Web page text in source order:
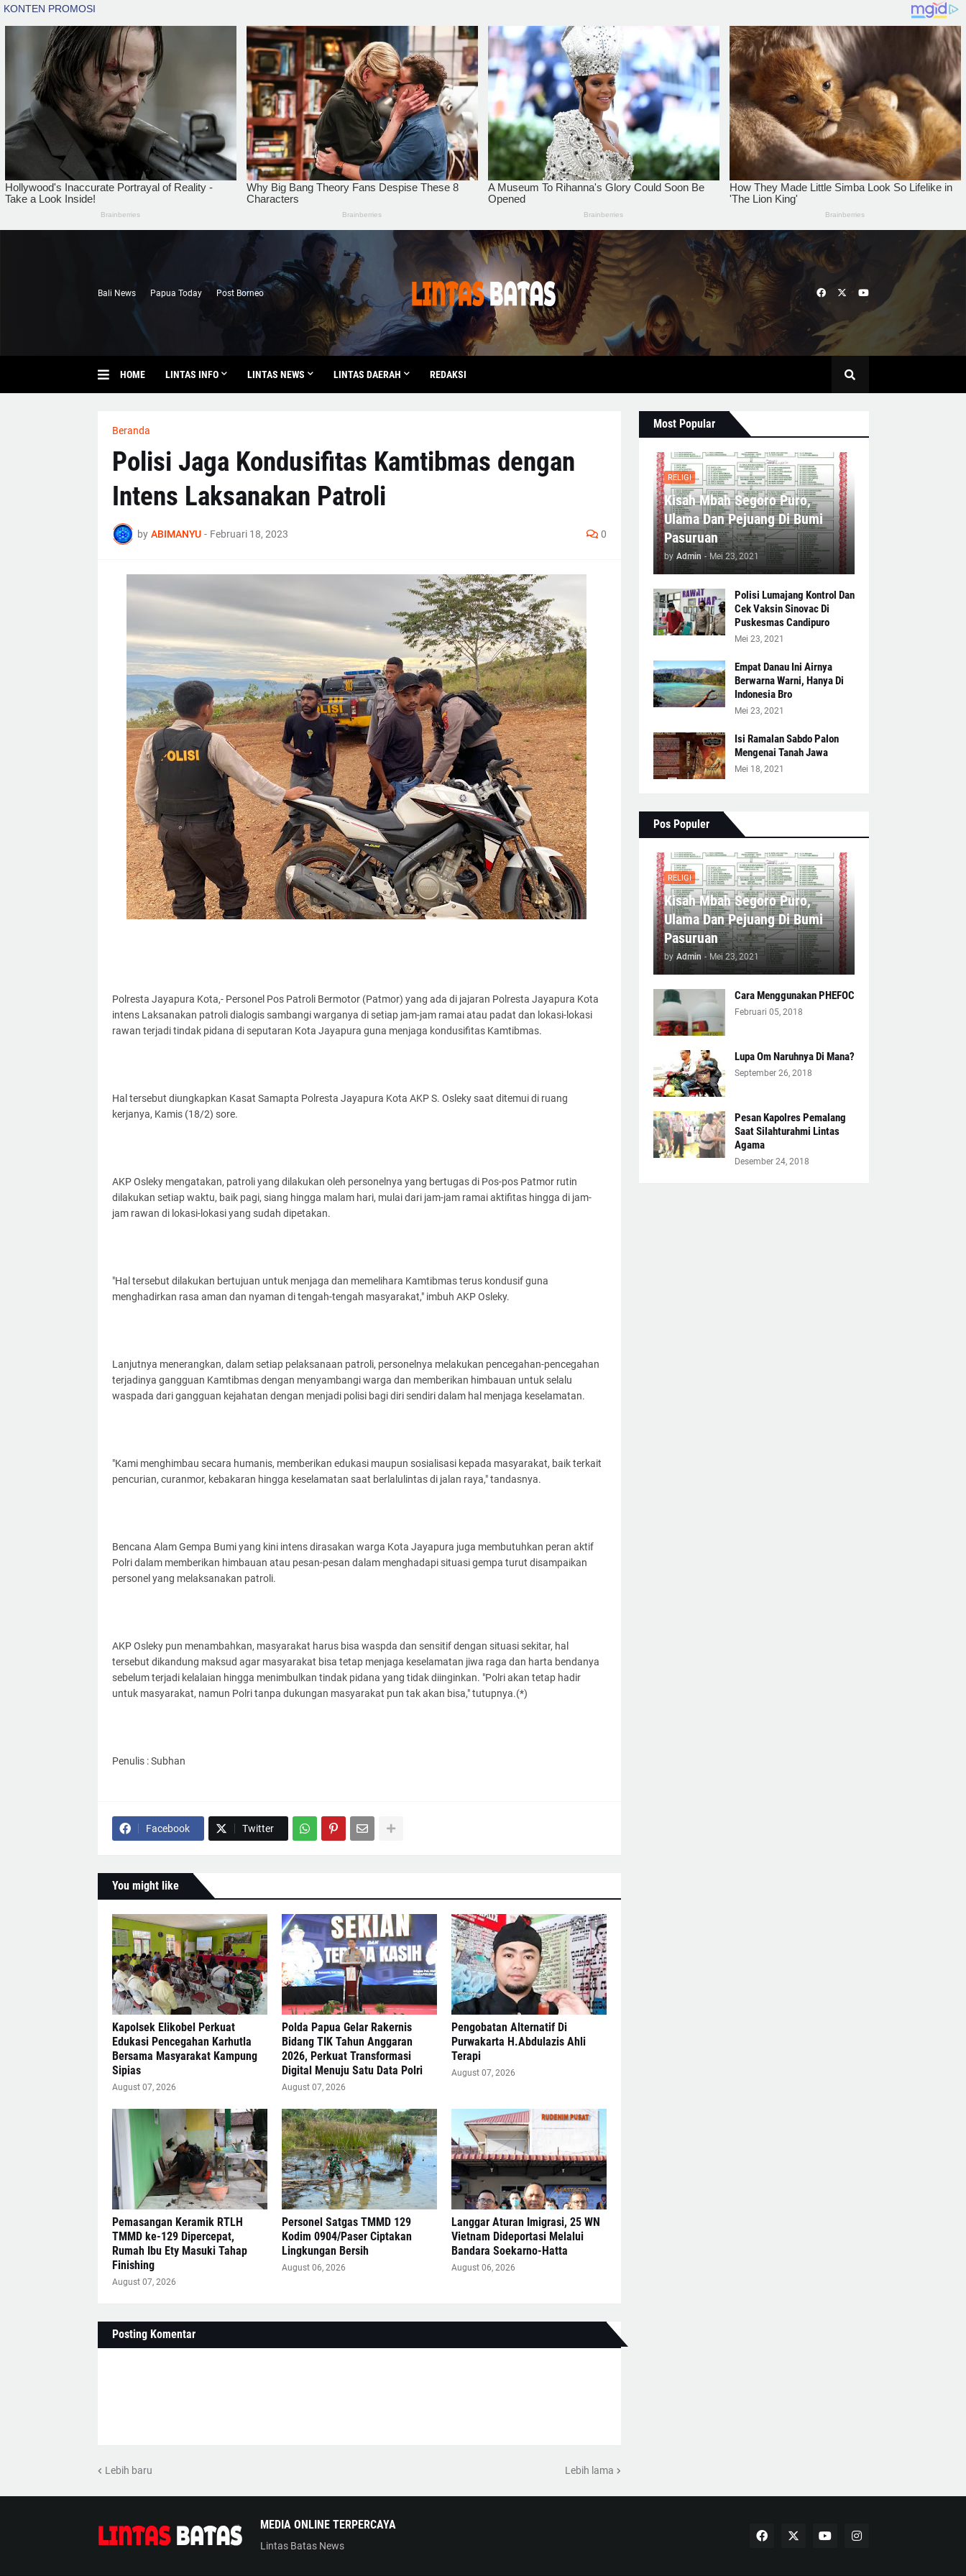
Bali News Papua Today Post Borneo
HOME LINTAS INFO LINTAS NEWS LINTAS DAERAH REDAKSI
Beranda
Polisi Jaga Kondusifitas Kamtibmas dengan
Intens Laksanakan Patroli
by ABIMANYU - Februari 18, 2023 0
Polresta Jayapura Kota,- Personel Pos Patroli Bermotor (Patmor) yang ada di jajaran Polresta Jayapura Kota
intens Laksanakan patroli dialogis sambangi warganya di setiap jam-jam ramai atau padat dan lokasi-lokasi
rawan terjadi tindak pidana di seputaran Kota Jayapura guna menjaga kondusifitas Kamtibmas.
Hal tersebut diungkapkan Kasat Samapta Polresta Jayapura Kota AKP S. Osleky saat ditemui di ruang
kerjanya, Kamis (18/2) sore.
AKP Osleky mengatakan, patroli yang dilakukan oleh personelnya yang bertugas di Pos-pos Patmor rutin
dilakukan setiap waktu, baik pagi, siang hingga malam hari, mulai dari jam-jam ramai aktifitas hingga di jam-
jam rawan di lokasi-lokasi yang sudah dipetakan.
"Hal tersebut dilakukan bertujuan untuk menjaga dan memelihara Kamtibmas terus kondusif guna
menghadirkan rasa aman dan nyaman di tengah-tengah masyarakat," imbuh AKP Osleky.
Lanjutnya menerangkan, dalam setiap pelaksanaan patroli, personelnya melakukan pencegahan-pencegahan
terjadinya gangguan Kamtibmas dengan menyambangi warga dan memberikan himbauan untuk selalu
waspada dari gangguan kejahatan dengan menjadi polisi bagi diri sendiri dalam hal menjaga keselamatan.
"Kami menghimbau secara humanis, memberikan edukasi maupun sosialisasi kepada masyarakat, baik terkait
pencurian, curanmor, kebakaran hingga keselamatan saat berlalulintas di jalan raya," tandasnya.
Bencana Alam Gempa Bumi yang kini intens dirasakan warga Kota Jayapura juga membutuhkan peran aktif
Polri dalam memberikan himbauan atau pesan-pesan dalam menghadapi situasi gempa turut disampaikan
personel yang melaksanakan patroli.
AKP Osleky pun menambahkan, masyarakat harus bisa waspda dan sensitif dengan situasi sekitar, hal
tersebut dikandung maksud agar masyarakat bisa tetap menjaga keselamatan jiwa raga dan harta bendanya
sebelum terjadi kelalaian hingga menimbulkan tindak pidana yang tidak diinginkan. "Polri akan tetap hadir
untuk masyarakat, namun Polri tanpa dukungan masyarakat pun tak akan bisa," tutupnya.(*)
Penulis : Subhan
Facebook Twitter
You might like
Kapolsek Elikobel Perkuat
Edukasi Pencegahan Karhutla
Bersama Masyarakat Kampung
Sipias
August 07, 2026
Polda Papua Gelar Rakernis
Bidang TIK Tahun Anggaran
2026, Perkuat Transformasi
Digital Menuju Satu Data Polri
August 07, 2026
Pengobatan Alternatif Di
Purwakarta H.Abdulazis Ahli
Terapi
August 07, 2026
Pemasangan Keramik RTLH
TMMD ke-129 Dipercepat,
Rumah Ibu Ety Masuki Tahap
Finishing
August 07, 2026
Personel Satgas TMMD 129
Kodim 0904/Paser Ciptakan
Lingkungan Bersih
August 06, 2026
Langgar Aturan Imigrasi, 25 WN
Vietnam Dideportasi Melalui
Bandara Soekarno-Hatta
August 06, 2026
Posting Komentar
Lebih baru Lebih lama
Most Popular
RELIGI
Kisah Mbah Segoro Puro,
Ulama Dan Pejuang Di Bumi
Pasuruan
by Admin - Mei 23, 2021
Polisi Lumajang Kontrol Dan
Cek Vaksin Sinovac Di
Puskesmas Candipuro
Mei 23, 2021
Empat Danau Ini Airnya
Berwarna Warni, Hanya Di
Indonesia Bro
Mei 23, 2021
Isi Ramalan Sabdo Palon
Mengenai Tanah Jawa
Mei 18, 2021
Pos Populer
RELIGI
Kisah Mbah Segoro Puro,
Ulama Dan Pejuang Di Bumi
Pasuruan
by Admin - Mei 23, 2021
Cara Menggunakan PHEFOC
Februari 05, 2018
Lupa Om Naruhnya Di Mana?
September 26, 2018
Pesan Kapolres Pemalang
Saat Silahturahmi Lintas
Agama
Desember 24, 2018
MEDIA ONLINE TERPERCAYA
Lintas Batas News